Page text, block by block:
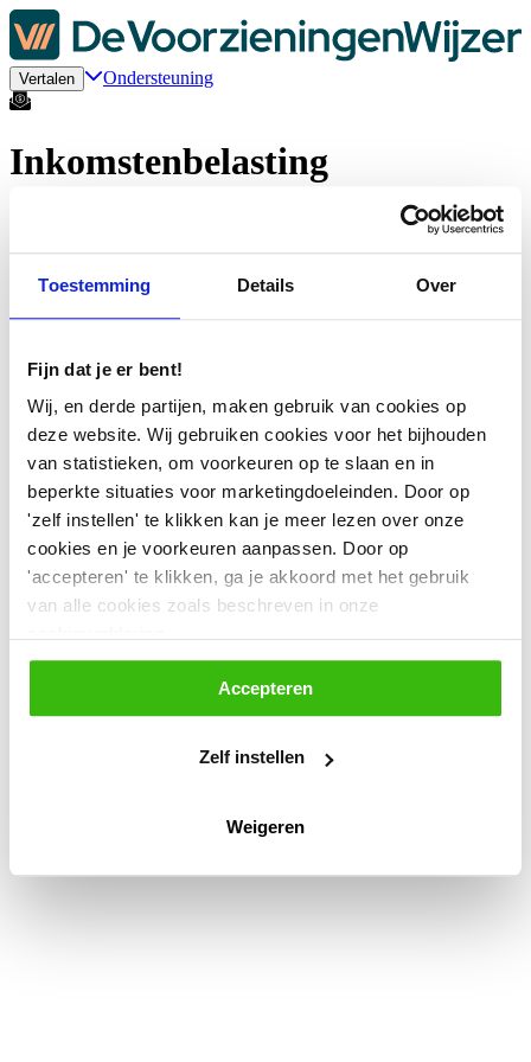
Toestemming Details Over
Fijn dat je er bent!
Wij, en derde partijen, maken gebruik van cookies op
deze website. Wij gebruiken cookies voor het bijhouden
van statistieken, om voorkeuren op te slaan en in
beperkte situaties voor marketingdoeleinden. Door op
'zelf instellen' te klikken kan je meer lezen over onze
cookies en je voorkeuren aanpassen. Door op
'accepteren' te klikken, ga je akkoord met het gebruik
van alle cookies zoals beschreven in onze
Accepteren
Zelf instellen
Weigeren
Vertalen Ondersteuning
Inkomstenbelasting
Chat met ons
Krijg live antwoord op je vragen. Je kan met ons chatten van maandag
tot en met vrijdag van 09:00 tot 21:00 uur.
Bel met ons
Heb je een vraag? Bel ons dan op 085-7738089. Dit kan op werkdagen
tussen 09:00 en 21:00 uur.
Algemene voorwaarden
Cookieverklaring
Privacyverklaring en Proclaimer